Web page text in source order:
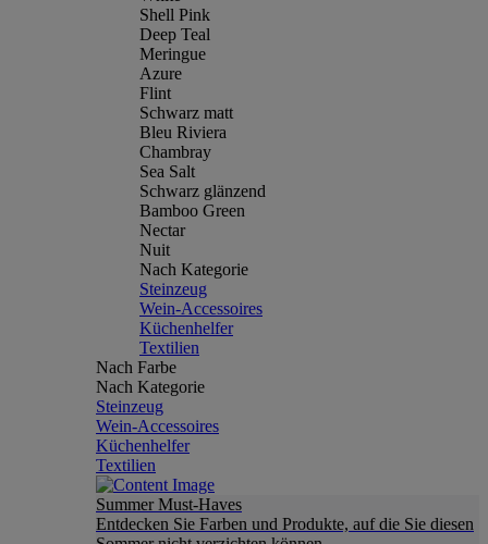
Shell Pink
Deep Teal
Meringue
Azure
Flint
Schwarz matt
Bleu Riviera
Chambray
Sea Salt
Schwarz glänzend
Bamboo Green
Nectar
Nuit
Nach Kategorie
Steinzeug
Wein-Accessoires
Küchenhelfer
Textilien
Nach Farbe
Nach Kategorie
Steinzeug
Wein-Accessoires
Küchenhelfer
Textilien
Summer Must-Haves
Entdecken Sie Farben und Produkte, auf die Sie diesen